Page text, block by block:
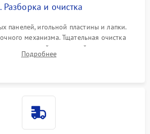
Разборка и очистка
панелей, игольной пластины и лапки.
механизма. Тщательная очистка
от скопившейся тканевой пыли, очесов,
смазки и обрывков нитей с помощью
Подробнее